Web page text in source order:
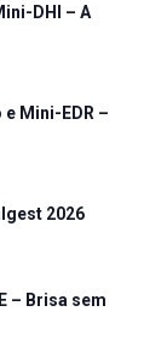
DHI – A
Mini-EDR –
2026
– Brisa sem